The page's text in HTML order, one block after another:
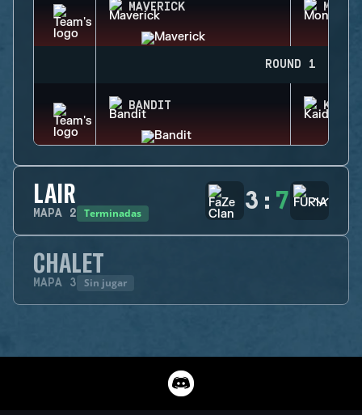
MAVERICK
ROUND 1
BANDIT KAID
LAIR
MAPA 2 Terminadas 3 : 7
CHALET
MAPA 3 Sin jugar